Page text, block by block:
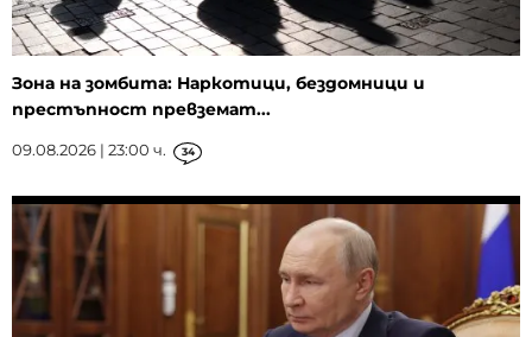
Зона на зомбита: Наркотици, бездомници и
престъпност превземат...
09.08.2026 | 23:00 ч. 34